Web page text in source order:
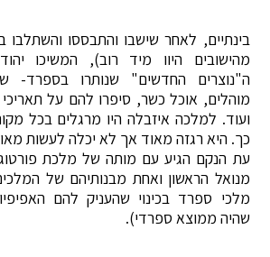
בינתיים, לאחר שישבו והתבססו והשתלבו
מהישובים היוו מיד רוב), המשיכו
ה"נוצרים החדשים" שנותרו בספרד-
מוהלים, אוכל כשר, סיפרו להם על תאריכי
ועוד. למלכה איזבלה היו מרגלים בכל
כך. היא רגזה מאוד אך לא יכלה לעשות
עת הנקם הגיע עם מותה של מלכת
מנואל הראשון ואחת מבנותיהם של
מלכי ספרד בכינוי שהעניק להם
שהיה ממוצא ספרדי).